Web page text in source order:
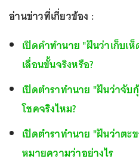
อ่านข่าวที่เกี่ยวข้อง :
เปิดคำทำนาย "ฝันว่าเก็บเ
เลื่อนขั้นจริงหรือ?
เปิดตำราทำนาย "ฝันว่าจับ
โชคจริงไหม?
เปิดตำราทำนาย "ฝันว่าตะ
หมายความว่าอย่างไร